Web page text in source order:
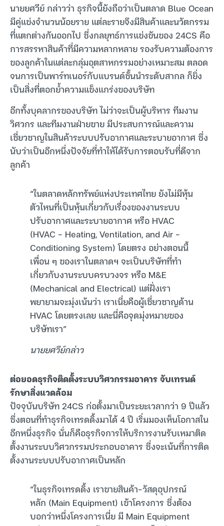
นายยศวีย์ กล่าวว่า ธุรกิจนี้ยังถือว่าเป็นตลาด Blue Ocean
มีคู่แข่งจำนวนน้อยราย แต่ละรายจึงมีสินค้าและนวัตกรรม
ที่แตกต่างกันออกไป ซึ่งกลยุทธ์การแข่งขันของ 24CS คือ
การสรรหาสินค้าที่มีความหลากหลาย รองรับความต้องการ
ของลูกค้าในแต่ละกลุ่มอุตสาหกรรมอย่างเหมาะสม ตลอด
จนการเป็นพาร์ทเนอร์กับแบรนด์ชั้นนำระดับสากล ก็ยิ่ง
เป็นสิ่งที่ตอกย้ำความแข็งแกร่งของบริษัท
อีกทั้งบุคลากรของบริษัท ไม่ว่าจะเป็นผู้บริหาร ทีมงาน
วิศวกร และทีมงานฝ่ายขาย มีประสบการณ์และความ
เชี่ยวชาญในสินค้าระบบปรับอากาศและระบายอากาศ ซึ่ง
นับว่าเป็นอีกหนึ่งปัจจัยที่ทำให้ได้รับการตอบรับที่ดีจาก
ลูกค้า
“ในตลาดหลักทรัพย์แห่งประเทศไทย ยังไม่มีหุ้น
ตัวไหนที่เป็นหุ้นเกี่ยวกับเรื่องของงานระบบ
ปรับอากาศและระบายอากาศ หรือ HVAC
(HVAC – Heating, Ventilation, and Air –
Conditioning System) โดยตรง อย่างตอนนี้
เพื่อน ๆ ของเราในตลาดฯ จะเป็นบริษัทที่ทำ
เกี่ยวกับงานระบบครบวงจร หรือ M&E
(Mechanical and Electrical) แต่ฝั่งเรา
พยายามจะมุ่งเน้นว่า เราเนี่ยคือผู้เชี่ยวชาญด้าน
HVAC โดยตรงเลย และนี่คือจุดมุ่งหมายของ
บริษัทเรา”
นายยศวีย์กล่าว
ต่อยอดธุรกิจติดตั้งระบบวิศวกรรมอาคาร จับเทรนด์
รักษาสิ่งแวดล้อม
ปัจจุบันบริษัท 24CS ก่อตั้งมาเป็นระยะเวลากว่า 9 ปีแล้ว
ซึ่งตอนที่ทำธุรกิจเทรดดิ้งมาได้ 4 ปี เริ่มมองเห็นโอกาสใน
อีกหนึ่งธุรกิจ นั่นก็คือธุรกิจการให้บริการงานรับเหมาติด
ตั้งงานระบบวิศวกรรมประกอบอาคาร ซึ่งจะเน้นที่การติด
ตั้งงานระบบปรับอากาศเป็นหลัก
“ในธุรกิจเทรดดิ้ง เราขายสินค้า-วัสดุอุปกรณ์
หลัก (Main Equipment) เข้าโครงการ ซึ่งต้อง
บอกว่าหนึ่งโครงการเนี่ย มี Main Equipment